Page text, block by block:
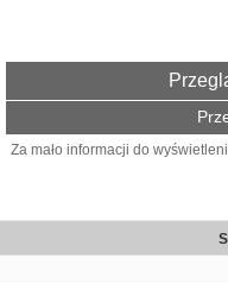
Za mało informacji do